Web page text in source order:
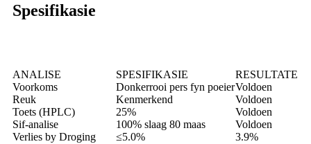
Spesifikasie
ANALISE SPESIFIKASIE
RESULTATE
Voorkoms
Donkerrooi pers fyn poeierVoldoen
Reuk
Kenmerkend
Voldoen
Toets (HPLC)
25%
Voldoen
Sif-analise
100% slaag 80 maas
Voldoen
Verlies by Droging
≤5.0%
3.9%